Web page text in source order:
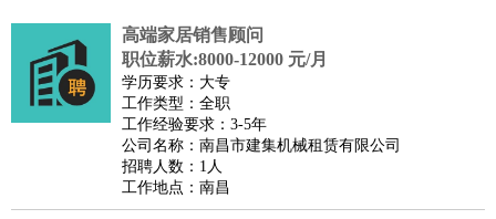
高端家居销售顾问
职位薪水:8000-12000 元/月
学历要求：大专
工作类型：全职
工作经验要求：3-5年
公司名称：南昌市建集机械租赁有限公司
招聘人数：1人
工作地点：南昌